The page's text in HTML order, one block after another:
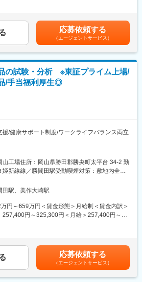
ダーとしてチームを牽引するなどマネジメント
とを期待してます。また、資格取得支援や個々
を振り返り、本人の適性や意欲、キャリア選好
リアプランを一緒に形成し、個々のキャリアプ
境を提供する制度もあります。
の定める業務
就業時間外での勤務時間になる場合がありま
での作業となります。
品とは：
品は、新薬の特許期間などが過ぎた後に他のメ
成分でつくられるお薬です。効き目、品質、
でありながら低価格で提供できます。今、日
増え続けていて、医療費の増大を抑えること
リック医薬品は国からも普及が求められてい
来を守るためにも、とても重要な役割を担って
ジェネリック医薬品の製造販売をおこなってい
性はもちろんのこと、飲みやすく、扱いやすい
提供できるよう、さまざまな取り組みをおこな
業。
するあらゆる製品・サービスの提供を目指し
recruit/about/number.php
recruit/work/chart.php
安の金額であり、選考を通じて上下する可能性
(月額)は固定手当を含めた表記です。
応募依頼する
（エージェントサービス）
の試験・分析 ※東証プライム上場/
/手当福利厚生◎
/健康サポート制度/ワークライフバランス両立
速液体クロマトグラフ等）を用いて、原材料
・分析業務を担当いただきます。また、分析結
行っていただきます。
品とは：
品は、新薬の特許期間などが過ぎた後に他のメ
ネリック医薬品は国からも普及が求められてい
来を守るためにも、とても重要な役割を担って
山工場住所：岡山県勝田郡勝央町太平台 34-2 勤
姫新線線／勝間田駅受動喫煙対策：敷地内全面
会社の定める事業所
田駅、美作大崎駅
円～659万円＜賃金形態＞月給制＜賃金内訳＞
257,400円～325,300円＜月給＞257,400円～
安の金額であり、選考を通じて上下する可能性
(月額)は固定手当を含めた表記です。
応募依頼する
（エージェントサービス）